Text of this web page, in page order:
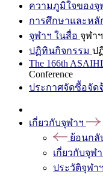
ความภูมิใจของจุ
การศึกษาและหลั
จุฬาฯ ในสื่อ จุฬา
ปฏิทินกิจกรรม ป
The 166th
Conference
ประกาศจัดซื้อจัด
เกี่ยวกับจุฬาฯ
ย้อนกลั
เกี่ยวกับจุฬ
ประวัติจุฬาฯ